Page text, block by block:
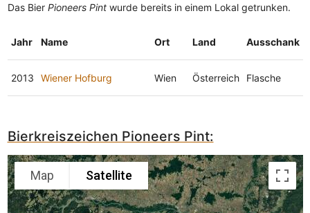
Das Bier Pioneers Pintwurde bereits in einem Lokal getrunken.
Jahr Name Ort Land Ausschank
2013 Wiener Hofburg Wien Österreich Flasche
Bierkreiszeichen Pioneers Pint:
Map Satellite